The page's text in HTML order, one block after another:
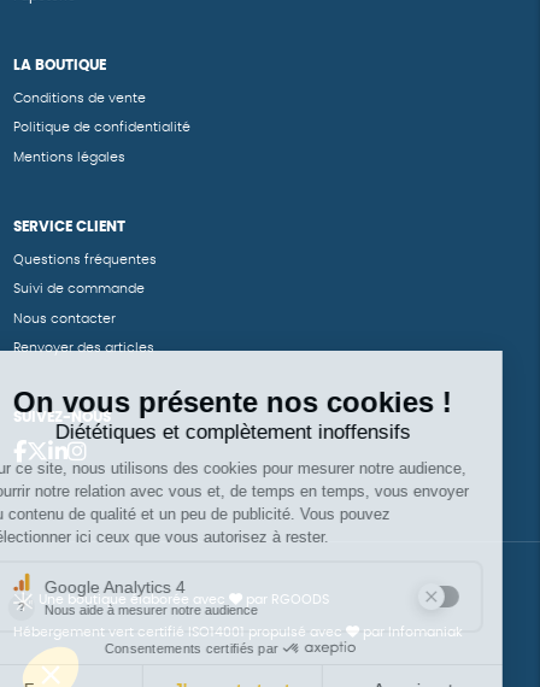
LA BOUTIQUE
Conditions de vente
Politique de confidentialité
Mentions légales
SERVICE CLIENT
Questions fréquentes
Suivi de commande
Nous contacter
Renvoyer des articles
SUIVEZ-NOUS
Une boutique élaborée avec par RGOODS
Hébergement vert certifié ISO14001 propulsé avec par Infomaniak